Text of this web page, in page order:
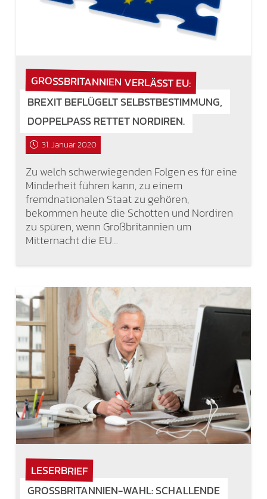
GROSSBRITANNIEN VERLÄSST EU:
BREXIT BEFLÜGELT SELBSTBESTIMMUNG,
DOPPELPASS RETTET NORDIREN.
31. Januar 2020
Zu welch schwerwiegenden Folgen es für eine
Minderheit führen kann, zu einem
fremdnationalen Staat zu gehören,
bekommen heute die Schotten und Nordiren
zu spüren, wenn Großbritannien um
Mitternacht die EU…
LESERBRIEF
GROSSBRITANNIEN-WAHL: SCHALLENDE O